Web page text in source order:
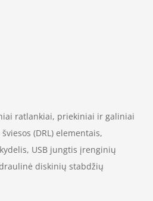
ratlankiai, priekiniai ir galiniai
(DRL) elementais,
USB jungtis įrenginių
diskinių stabdžių